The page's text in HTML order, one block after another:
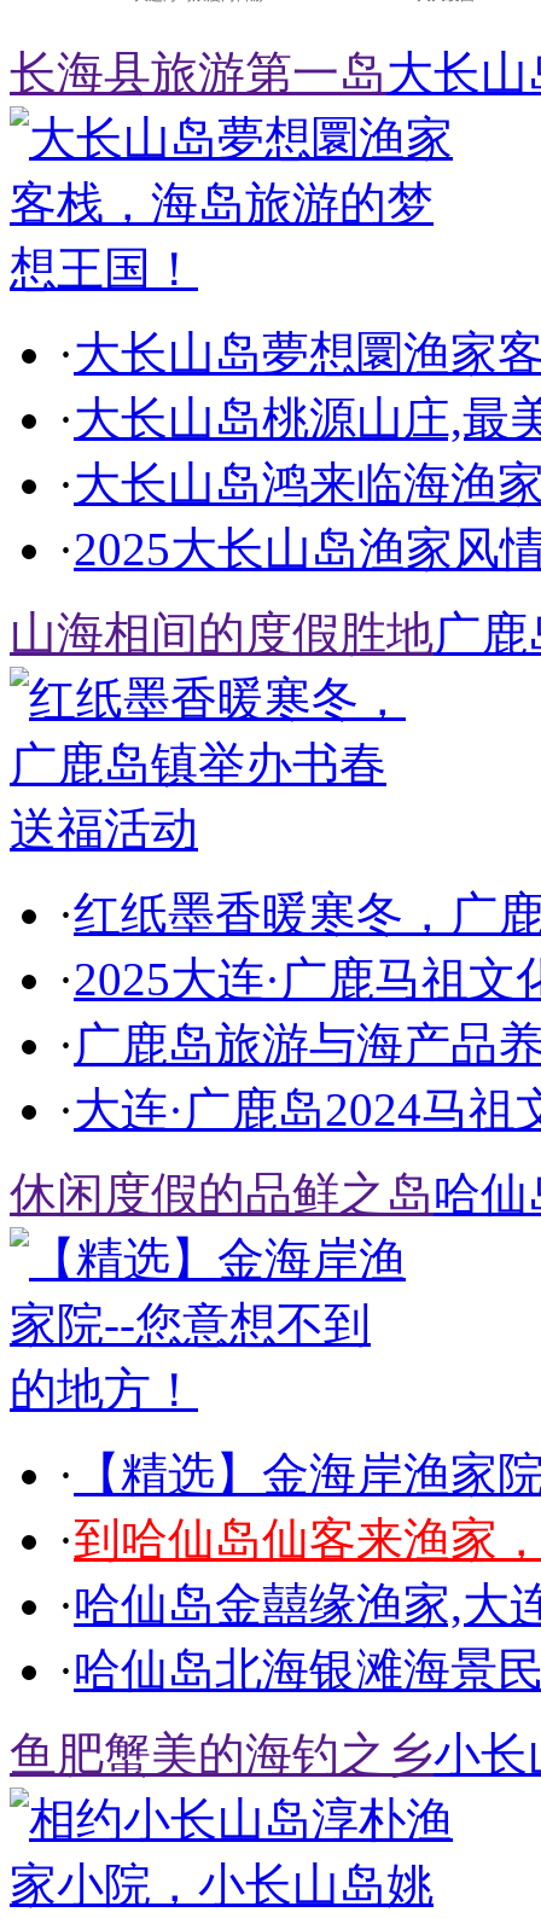
长海县旅游第一岛大长
·大长山岛夢想圜渔家
·大长山岛桃源山庄,最
·大长山岛鸿来临海渔
·2025大长山岛渔家风
山海相间的度假胜地广
·红纸墨香暖寒冬，广
·2025大连·广鹿马祖文
·广鹿岛旅游与海产品
·大连·广鹿岛2024马祖
休闲度假的品鲜之岛哈仙
· 【精选】金海岸渔家
·到哈仙岛仙客来渔家
·哈仙岛金囍缘渔家,大
·哈仙岛北海银滩海景
鱼肥蟹美的海钓之乡小长